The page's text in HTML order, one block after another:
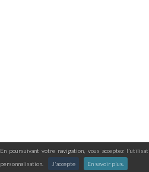
En poursuivant votre navigation, vous acceptez
personnalisation.
J'accepte En savoir plus.